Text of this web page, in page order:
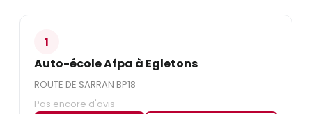
1
Auto-école Afpa à Egletons
ROUTE DE SARRAN BP18
Pas encore d'avis